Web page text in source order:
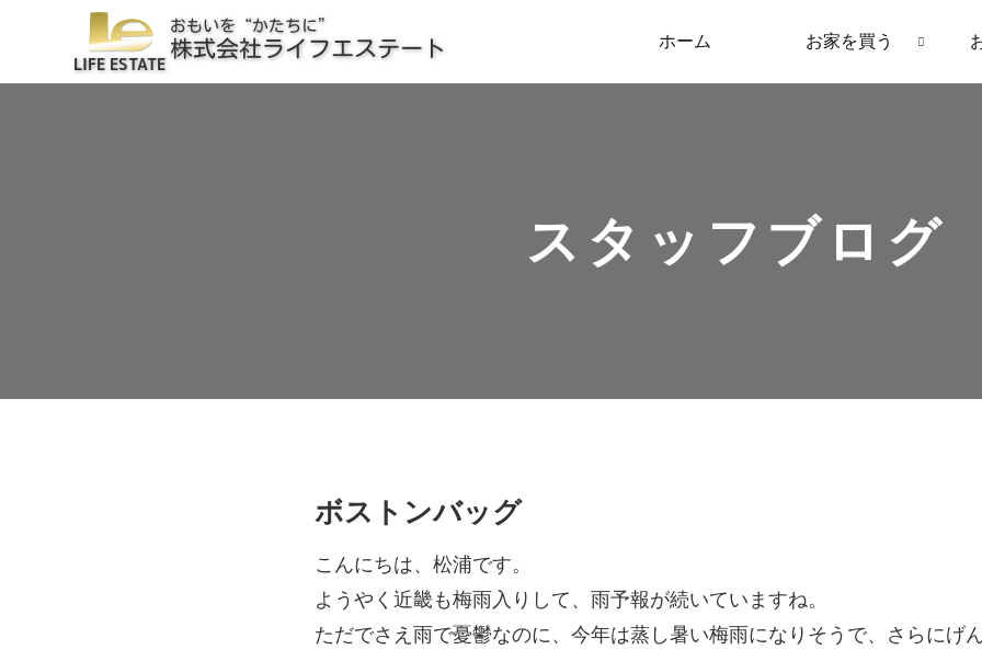
ホーム お家を買う
スタッフブログ
ボストンバッグ
こんにちは、松浦です。
ようやく近畿も梅雨入りして、雨予報が続いていますね。
ただでさえ雨で憂鬱なのに、今年は蒸し暑い梅雨になりそうで、さらにげ